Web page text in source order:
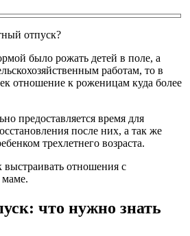
было рожать детей в поле, а
работам, то в
отношение к роженицам куда более
предоставляется время для
после них, а так же
трехлетнего возраста.
выстраивать отношения с
маме.
что нужно знать